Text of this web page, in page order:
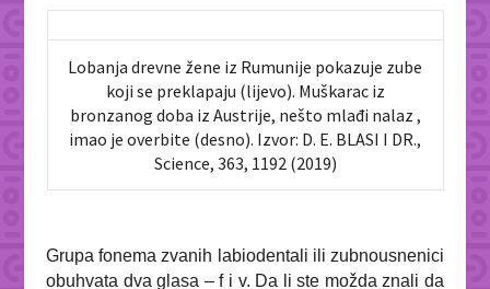
Lobanja drevne žene iz Rumunije pokazuje zube
koji se preklapaju (lijevo). Muškarac iz
bronzanog doba iz Austrije, nešto mlađi nalaz ,
imao je overbite (desno). Izvor: D. E. BLASI I DR.,
Science, 363, 1192 (2019)
Grupa fonema zvanih labiodentali ili zubnousnenici
obuhvata dva glasa – f i v. Da li ste možda znali da